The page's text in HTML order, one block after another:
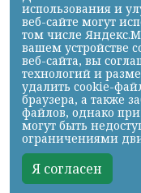
использования и
веб-сайте могут
том числе
вашем устройстве
веб-сайта, вы
технологий и
удалить cookie-
браузера, а также
файлов, однако
могут быть
ограничениями
Я согласен